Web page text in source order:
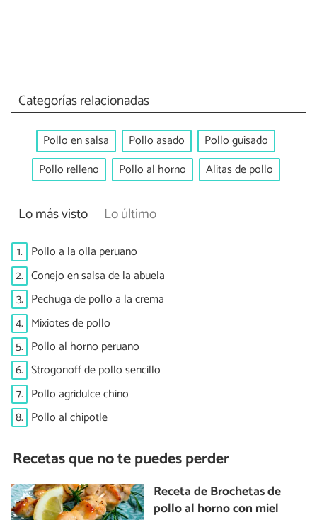
Categorías relacionadas
Pollo en salsa Pollo asado
Pollo guisado
Pollo relleno
Pollo al horno Alitas de pollo
Lo más visto Lo último
1. Pollo a la olla peruano
2. Conejo en salsa de la abuela
3. Pechuga de pollo a la crema
4. Mixiotes de pollo
5. Pollo al horno peruano
6. Strogonoff de pollo sencillo
7. Pollo agridulce chino
8. Pollo al chipotle
Recetas que no te puedes perder
Receta de Brochetas de
pollo al horno con miel